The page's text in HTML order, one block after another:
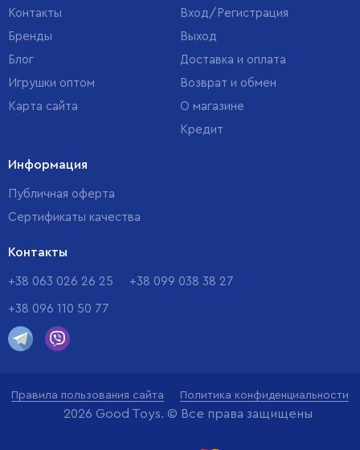
Контакты
Бренды
Блог
Игрушки оптом
Карта сайта
Вход/Регистрация
Выход
Доставка и оплата
Возврат и обмен
О магазине
Кредит
Информация
Публичная оферта
Сертификаты качества
Контакты
+38 063 026 26 25 +38 099 038 38 27
+38 096 110 50 77
Правила пользования сайта Политика конфиденциальности
2026 Good Toys. © Все права защищены